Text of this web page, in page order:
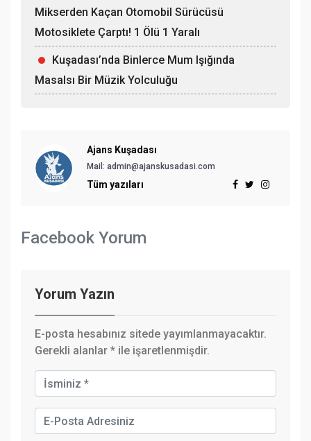
Mikserden Kaçan Otomobil Sürücüsü
Motosiklete Çarptı! 1 Ölü 1 Yaralı
Kuşadası’nda Binlerce Mum Işığında
Masalsı Bir Müzik Yolculuğu
Ajans Kuşadası
Mail: admin@ajanskusadasi.com
Tüm yazıları
Facebook Yorum
Yorum Yazın
E-posta hesabınız sitede yayımlanmayacaktır.
Gerekli alanlar * ile işaretlenmişdir.